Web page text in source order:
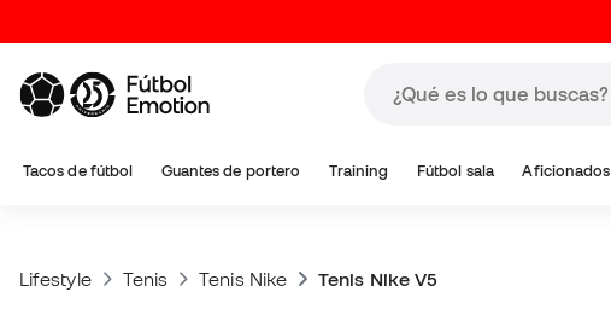
Tacos de fútbol Guantes de portero Training Fútbol sala Aficionados
Lifestyle Tenis Tenis Nike Tenis Nike V5